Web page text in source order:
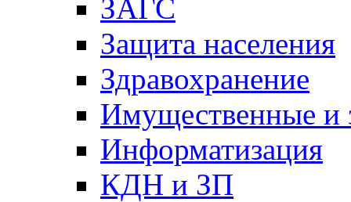
ЗАГС
Защита населения
Здравохранение
Имущественные и
Информатизация
КДН и ЗП